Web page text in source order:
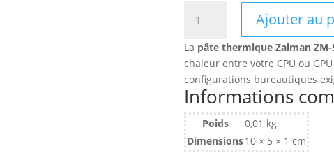
Thermique
STC10
-
2g
Ajouter au
La pâte thermique Zalman ZM-
chaleur entre votre CPU ou
configurations bureautiques
Informations
Poids
0,01 kg
Dimensions10 × 5 × 1 cm